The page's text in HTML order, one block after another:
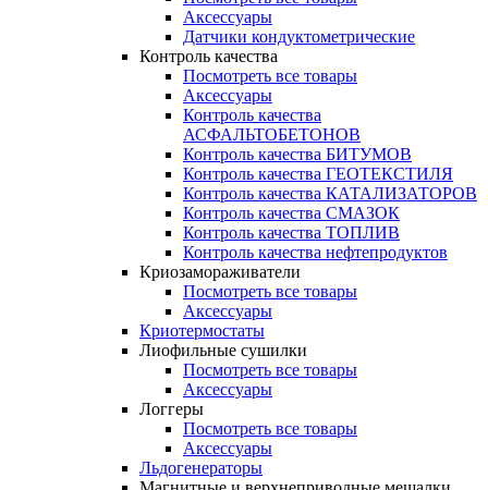
Аксессуары
Датчики кондуктометрические
Контроль качества
Посмотреть все товары
Аксессуары
Контроль качества
АСФАЛЬТОБЕТОНОВ
Контроль качества БИТУМОВ
Контроль качества ГЕОТЕКСТИЛЯ
Контроль качества КАТАЛИЗАТОРОВ
Контроль качества СМАЗОК
Контроль качества ТОПЛИВ
Контроль качества нефтепродуктов
Криозамораживатели
Посмотреть все товары
Аксессуары
Криотермостаты
Лиофильные сушилки
Посмотреть все товары
Аксессуары
Логгеры
Посмотреть все товары
Аксессуары
Льдогенераторы